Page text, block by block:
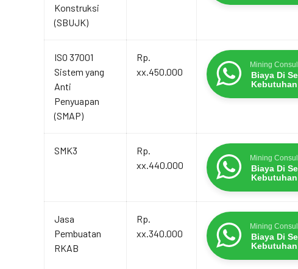
Konstruksi
(SBUJK)
ISO 37001
Sistem yang
Anti
Penyuapan
(SMAP)
Rp.
xx.450.000
Mining
Biaya Di
Kebutuhan
SMK3
Rp.
xx.440.000
Mining
Biaya Di
Kebutuhan
Jasa
Pembuatan
RKAB
Rp.
xx.340.000
Mining
Biaya Di
Kebutuhan